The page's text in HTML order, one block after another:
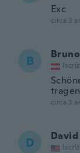
Exc
circa 3
B Bruno
circa 3
D David